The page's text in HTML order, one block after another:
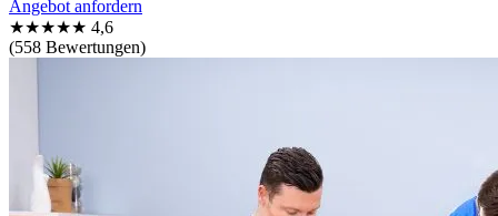
Angebot anfordern
★★★★★ 4,6
(558 Bewertungen)